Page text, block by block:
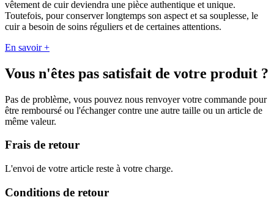
vêtement de cuir deviendra une pièce authentique et unique.
Toutefois, pour conserver longtemps son aspect et sa souplesse, le
cuir a besoin de soins réguliers et de certaines attentions.
En savoir +
Vous n'êtes pas satisfait de votre produit ?
Pas de problème, vous pouvez nous renvoyer votre commande pour
être remboursé ou l'échanger contre une autre taille ou un article de
même valeur.
Frais de retour
L'envoi de votre article reste à votre charge.
Conditions de retour